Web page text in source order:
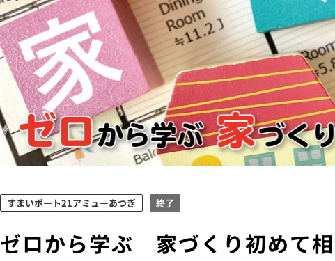
すまいポート21アミューあつぎ 終了
ゼロから学ぶ 家づくり初めて